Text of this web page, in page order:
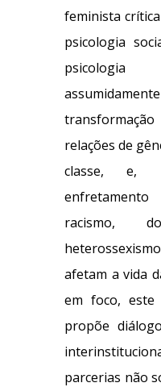
feminista
psicologia
relações de
classe, e,
racismo,
afetam a vida
em foco, este
propõe
parcerias não